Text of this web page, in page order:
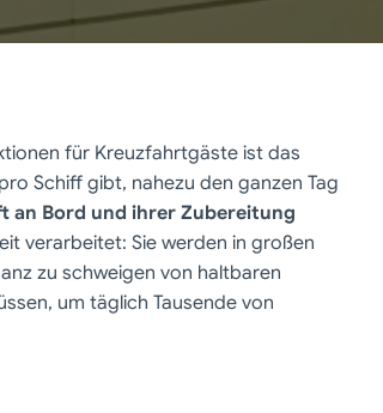
für Kreuzfahrtgäste ist das
Schiff gibt, nahezu den ganzen Tag
an Bord und ihrer Zubereitung
verarbeitet: Sie werden in großen
zu schweigen von haltbaren
um täglich Tausende von